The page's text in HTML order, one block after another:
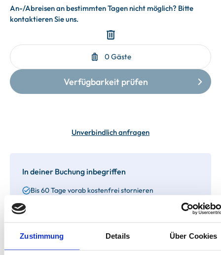
Zustimmung Details Über Cookies
Unverbindlich anfragen
In deiner Buchung inbegriffen
Bis 60 Tage vorab kostenfrei stornieren
Wäschepakete inklusive
Gäste-App mit digitalen Bonusprogrammen